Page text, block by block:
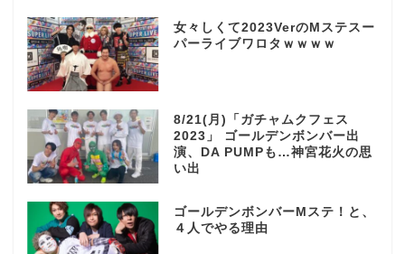
女々しくて2023VerのMステスー
パーライブワロタｗｗｗｗ
8/21(月)「ガチャムクフェス
2023」 ゴールデンボンバー出
演、DA PUMPも…神宮花火の思
い出
ゴールデンボンバーMステ！と、
４人でやる理由